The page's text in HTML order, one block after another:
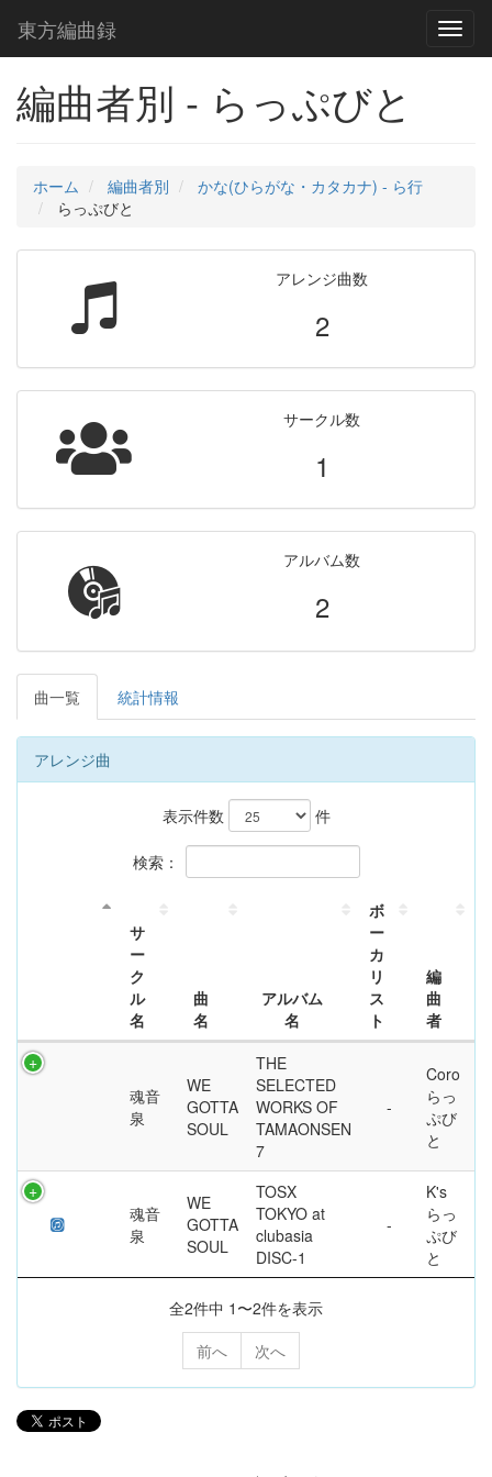
東方編曲録
編曲者別 - らっぷびと
ホーム 編曲者別
かな(ひらがな・カタカナ) - ら行
らっぷびと
アレンジ曲数
2
サークル数
1
アルバム数
2
曲一覧 統計情報
アレンジ曲
表示件数 件
検索：
サ
ー
ク
ル
名
曲
名
アルバム
名
ボ
ー
カ
リ
ス
ト
編
曲
者
魂音
泉
WE
GOTTA
SOUL
THE
SELECTED
WORKS OF
TAMAONSEN
7
Coro
らっ
ぷび
と
魂音
泉
WE
GOTTA
SOUL
TOSX
TOKYO at
clubasia
DISC-1
K's
らっ
ぷび
と
全2件中 1〜2件を表示
前へ
次へ